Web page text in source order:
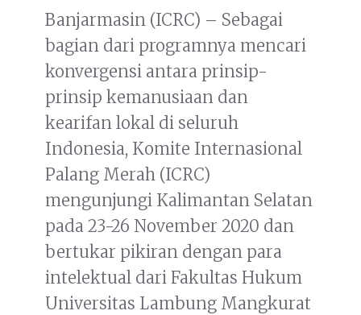
Banjarmasin (ICRC) – Sebagai
bagian dari programnya mencari
konvergensi antara prinsip-
prinsip kemanusiaan dan
kearifan lokal di seluruh
Indonesia, Komite Internasional
Palang Merah (ICRC)
mengunjungi Kalimantan Selatan
pada 23-26 November 2020 dan
bertukar pikiran dengan para
intelektual dari Fakultas Hukum
Universitas Lambung Mangkurat